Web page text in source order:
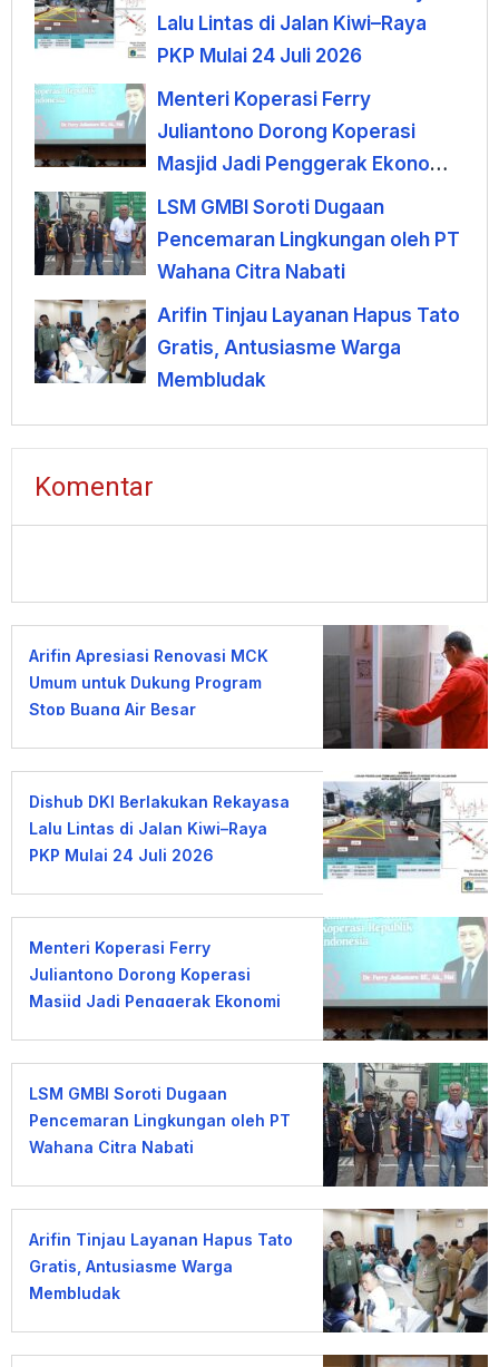
Lalu Lintas di Jalan Kiwi–Raya
PKP Mulai 24 Juli 2026
Menteri Koperasi Ferry
Juliantono Dorong Koperasi
Masjid Jadi Penggerak Ekonomi
Umat
LSM GMBI Soroti Dugaan
Pencemaran Lingkungan oleh PT
Wahana Citra Nabati
Arifin Tinjau Layanan Hapus Tato
Gratis, Antusiasme Warga
Membludak
Komentar
Arifin Apresiasi Renovasi MCK
Umum untuk Dukung Program
Stop Buang Air Besar
Dishub DKI Berlakukan Rekayasa
Lalu Lintas di Jalan Kiwi–Raya
PKP Mulai 24 Juli 2026
Menteri Koperasi Ferry
Juliantono Dorong Koperasi
Masjid Jadi Penggerak Ekonomi
LSM GMBI Soroti Dugaan
Pencemaran Lingkungan oleh PT
Wahana Citra Nabati
Arifin Tinjau Layanan Hapus Tato
Gratis, Antusiasme Warga
Membludak